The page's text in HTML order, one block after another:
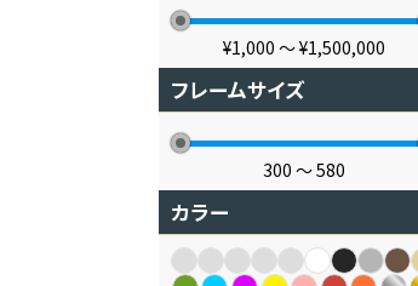
¥1,000 〜¥1,500,000
フレームサイズ
300 〜580
カラー